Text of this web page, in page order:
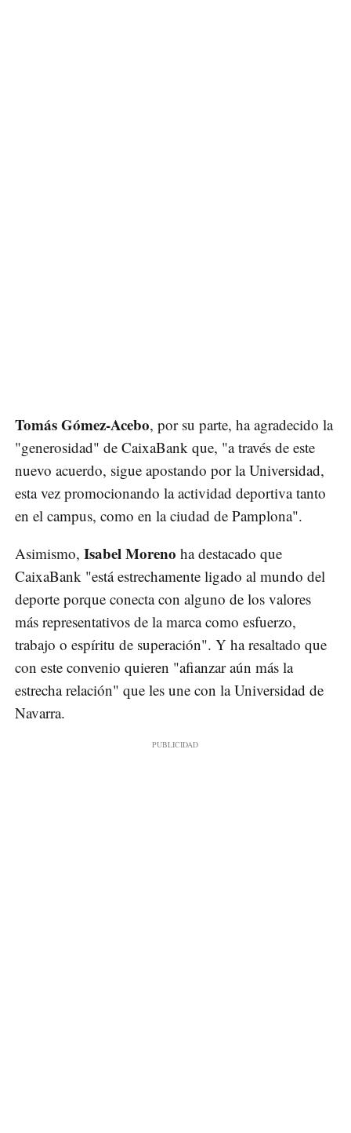
Tomás Gómez-Acebo, por su parte, ha agradecido la
"generosidad" de CaixaBank que, "a través de este
nuevo acuerdo, sigue apostando por la Universidad,
esta vez promocionando la actividad deportiva tanto
en el campus, como en la ciudad de Pamplona".
Asimismo, Isabel Moreno ha destacado que
CaixaBank "está estrechamente ligado al mundo del
deporte porque conecta con alguno de los valores
más representativos de la marca como esfuerzo,
trabajo o espíritu de superación". Y ha resaltado que
con este convenio quieren "afianzar aún más la
estrecha relación" que les une con la Universidad de
Navarra.